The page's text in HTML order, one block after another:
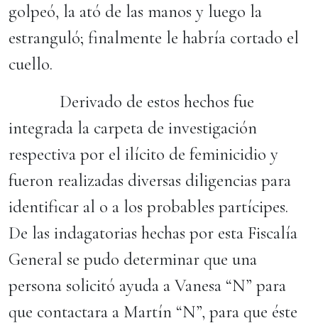
golpeó, la ató de las manos y luego la
estranguló; finalmente le habría cortado el
cuello.
Derivado de estos hechos fue
integrada la carpeta de investigación
respectiva por el ilícito de feminicidio y
fueron realizadas diversas diligencias para
identificar al o a los probables partícipes.
De las indagatorias hechas por esta Fiscalía
General se pudo determinar que una
persona solicitó ayuda a Vanesa “N” para
que contactara a Martín “N”, para que éste